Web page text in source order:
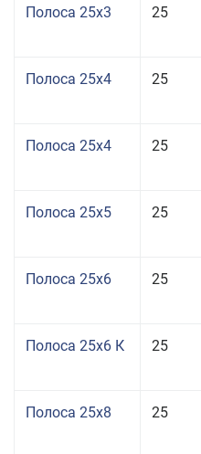
Полоса 25x3 25
Полоса 25x4 25
Полоса 25x4 25
Полоса 25x5 25
Полоса 25x6 25
Полоса 25x6 К 25
Полоса 25x8 25